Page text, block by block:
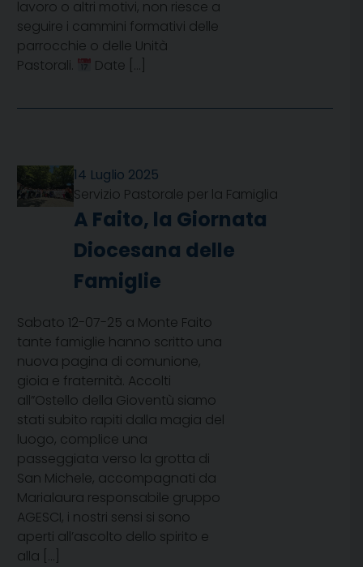
lavoro o altri motivi, non riesce a
seguire i cammini formativi delle
parrocchie o delle Unità
Pastorali.
Date […]
14 Luglio 2025
Servizio Pastorale per la Famiglia
A Faito, la Giornata
Diocesana delle
Famiglie
Sabato 12-07-25 a Monte Faito
tante famiglie hanno scritto una
nuova pagina di comunione,
gioia e fraternità. Accolti
all”Ostello della Gioventù siamo
stati subito rapiti dalla magia del
luogo, complice una
passeggiata verso la grotta di
San Michele, accompagnati da
Marialaura responsabile gruppo
AGESCI, i nostri sensi si sono
aperti all’ascolto dello spirito e
alla […]